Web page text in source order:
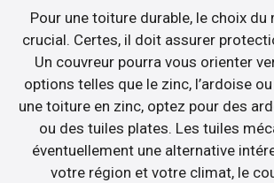
Pour une toiture durable, le choix du
crucial. Certes, il doit assurer
Un couvreur pourra vous orienter
options telles que le zinc, l’ardoise
une toiture en zinc, optez pour des
ou des tuiles plates. Les tuiles
éventuellement une alternative
votre région et votre climat, le